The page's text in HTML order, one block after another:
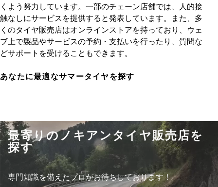
くよう努力しています。一部のチェーン店舗では、人的接
触なしにサービスを提供すると発表しています。また、多
くのタイヤ販売店はオンラインストアを持っており、ウェ
ブ上で製品やサービスの予約・支払いを行ったり、質問な
どサポートを受けることもできます。
あなたに最適なサマータイヤを探す
最寄りのノキアンタイヤ販売店を
探す
専門知識を備えたプロがお待ちしております！